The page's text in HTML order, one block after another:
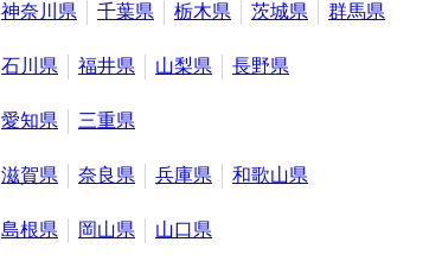
神奈川県 千葉県 栃木県 茨城県 群馬県
石川県 福井県 山梨県 長野県
愛知県 三重県
滋賀県 奈良県 兵庫県 和歌山県
島根県 岡山県 山口県